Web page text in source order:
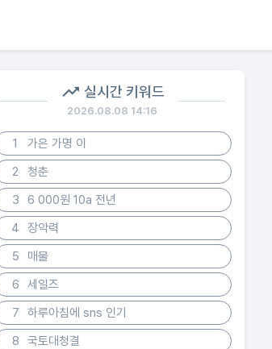
실시간 키워드
2026.08.08 14:16
1
가은 가명 이
2
청춘
3
6 000원 10a 전년
4
장악력
5
매물
6
세일즈
7
하루아침에 sns 인기
8
국토대청결